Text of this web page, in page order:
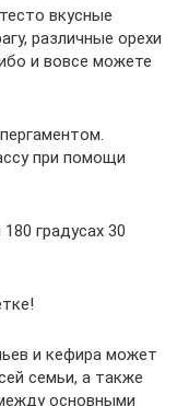
вкусные
различные орехи
и вовсе можете
при помощи
градусах 30
и кефира может
семьи, а также
основными